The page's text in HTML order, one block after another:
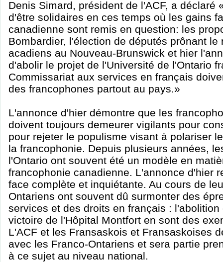
Denis Simard, président de l'ACF, a déclaré
d'être solidaires en ces temps où les gains
canadienne sont remis en question: les
Bombardier, l'élection de députés prônant le
acadiens au Nouveau-Brunswick et hier
d'abolir le projet de l'Université de l'Ontario
Commissariat aux services en français
des francophones partout au pays.»
L'annonce d'hier démontre que les
doivent toujours demeurer vigilants pour
pour rejeter le populisme visant à polariser
la francophonie. Depuis plusieurs années,
l'Ontario ont souvent été un modèle en
francophonie canadienne. L'annonce d'hier
face complète et inquiétante. Au cours de
Ontariens ont souvent dû surmonter des
services et des droits en français :
victoire de l'Hôpital Montfort en sont des
L'ACF et les Fransaskois et Fransaskoises
avec les Franco-Ontariens et sera partie
à ce sujet au niveau national.